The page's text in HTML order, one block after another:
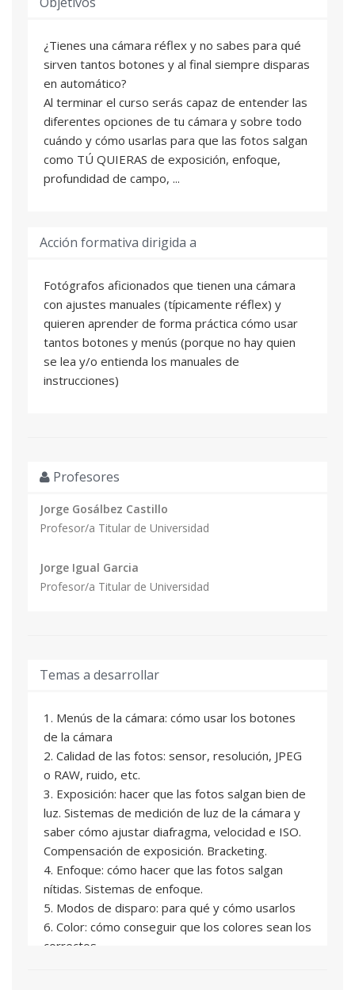
¿Tienes una cámara réflex y no sabes para qué
sirven tantos botones y al final siempre disparas
en automático?
Al terminar el curso serás capaz de entender las
diferentes opciones de tu cámara y sobre todo
cuándo y cómo usarlas para que las fotos salgan
como TÚ QUIERAS de exposición, enfoque,
profundidad de campo, ...
Acción formativa dirigida a
Fotógrafos aficionados que tienen una cámara
con ajustes manuales (típicamente réflex) y
quieren aprender de forma práctica cómo usar
tantos botones y menús (porque no hay quien
se lea y/o entienda los manuales de
instrucciones)
Profesores
Jorge Gosálbez Castillo
Profesor/a Titular de Universidad
Jorge Igual Garcia
Profesor/a Titular de Universidad
Temas a desarrollar
1. Menús de la cámara: cómo usar los botones
de la cámara
2. Calidad de las fotos: sensor, resolución, JPEG
o RAW, ruido, etc.
3. Exposición: hacer que las fotos salgan bien de
luz. Sistemas de medición de luz de la cámara y
saber cómo ajustar diafragma, velocidad e ISO.
Compensación de exposición. Bracketing.
4. Enfoque: cómo hacer que las fotos salgan
nítidas. Sistemas de enfoque.
5. Modos de disparo: para qué y cómo usarlos
6. Color: cómo conseguir que los colores sean los
correctos